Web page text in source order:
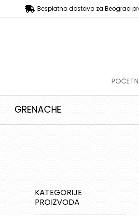
Besplatna dostava za Beograd
GRENACHE
KATEGORIJE
PROIZVODA